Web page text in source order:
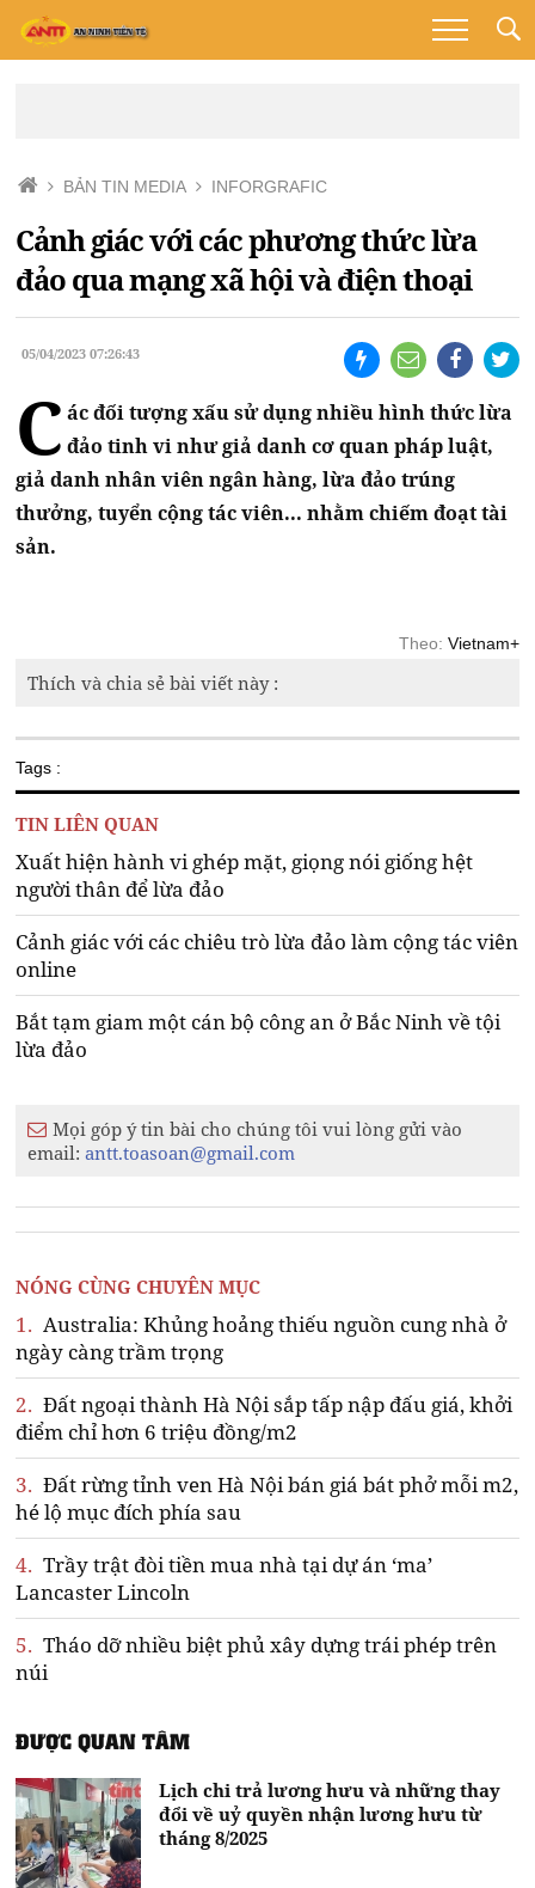
BẢN TIN MEDIA INFORGRAFIC
Cảnh giác với các phương thức lừa
đảo qua mạng xã hội và điện thoại
05/04/2023 07:26:43
C ác đối tượng xấu sử dụng nhiều hình thức lừa
đảo tinh vi như giả danh cơ quan pháp luật,
giả danh nhân viên ngân hàng, lừa đảo trúng
thưởng, tuyển cộng tác viên... nhằm chiếm đoạt tài
sản.
Theo: Vietnam+
Thích và chia sẻ bài viết này :
Tags :
TIN LIÊN QUAN
Xuất hiện hành vi ghép mặt, giọng nói giống hệt
người thân để lừa đảo
Cảnh giác với các chiêu trò lừa đảo làm cộng tác viên
online
Bắt tạm giam một cán bộ công an ở Bắc Ninh về tội
lừa đảo
Mọi góp ý tin bài cho chúng tôi vui lòng gửi vào
email:antt.toasoan@gmail.com
NÓNG CÙNG CHUYÊN MỤC
1. Australia: Khủng hoảng thiếu nguồn cung nhà ở
ngày càng trầm trọng
2. Đất ngoại thành Hà Nội sắp tấp nập đấu giá, khởi
điểm chỉ hơn 6 triệu đồng/m2
3. Đất rừng tỉnh ven Hà Nội bán giá bát phở mỗi m2,
hé lộ mục đích phía sau
4. Trầy trật đòi tiền mua nhà tại dự án ‘ma’
Lancaster Lincoln
5. Tháo dỡ nhiều biệt phủ xây dựng trái phép trên
núi
ĐƯỢC QUAN TÂM
Lịch chi trả lương hưu và những thay
đổi về uỷ quyền nhận lương hưu từ
tháng 8/2025